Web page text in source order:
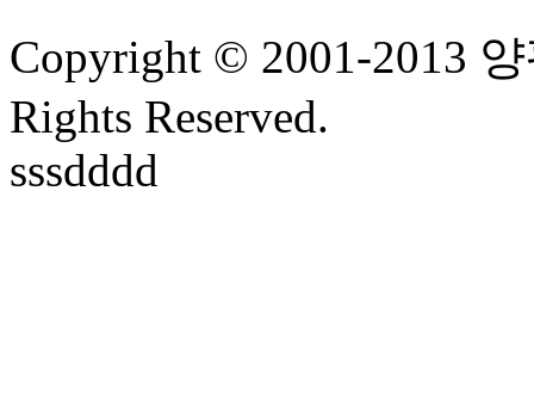
Copyright © 2001-2013
Rights Reserved.
sssdddd